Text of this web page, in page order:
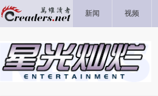
新闻 视频